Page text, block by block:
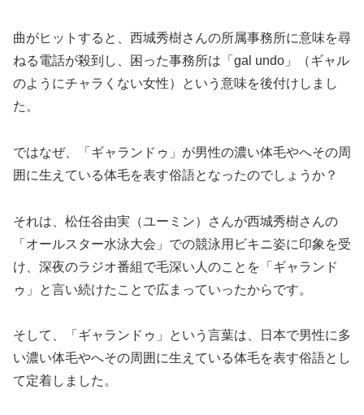
曲がヒットすると、西城秀樹さんの所属事務所に意味を尋
ねる電話が殺到し、困った事務所は「gal undo」（ギャル
のようにチャラくない女性）という意味を後付けしまし
た。
ではなぜ、「ギャランドゥ」が男性の濃い体毛やへその周
囲に生えている体毛を表す俗語となったのでしょうか？
それは、松任谷由実（ユーミン）さんが西城秀樹さんの
「オールスター水泳大会」での競泳用ビキニ姿に印象を受
け、深夜のラジオ番組で毛深い人のことを「ギャランド
ゥ」と言い続けたことで広まっていったからです。
そして、「ギャランドゥ」という言葉は、日本で男性に多
い濃い体毛やへその周囲に生えている体毛を表す俗語とし
て定着しました。